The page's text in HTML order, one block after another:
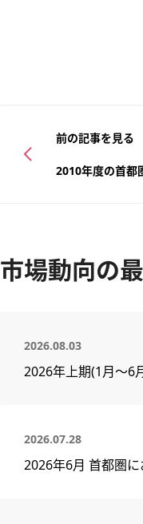
前の記事を見る
2010年度の首都
市場動向の
2026.08.03
2026年上期(1月～6
2026.07.28
2026年6月 首都圏